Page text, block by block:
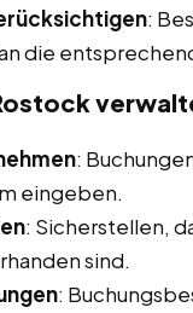
:
die
:
eingeben.
: Sicherstellen,
sind.
: